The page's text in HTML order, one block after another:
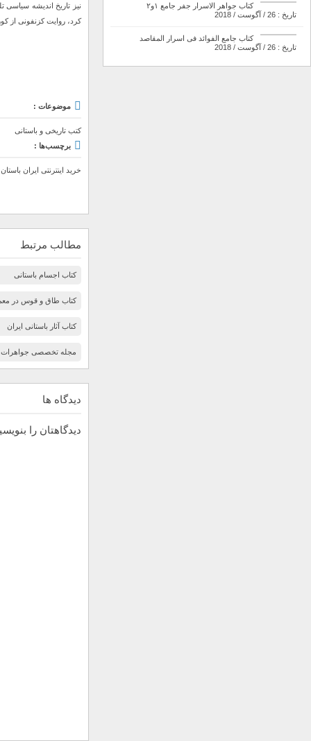
نیز تاریخ اندیشه سیاسی
کرد، روایت کزنفونی از
موضوعات :
کتب تاریخی و باستانی
برچسب‌ها :
خرید اینترنتی ایران
مطالب مرتبط
کتاب اجسام باستانی
کتاب طاق و قوس در
کتاب آثار باستانی ایران
مجله تخصصی جواهرات
دیدگاه ها
دیدگاهتان را
کتاب جواهر الاسرار جفر جامع ۱و۲
تاریخ : 26 / آگوست / 2018
کتاب جامع الفوائد فی اسرار المقاصد
تاریخ : 26 / آگوست / 2018